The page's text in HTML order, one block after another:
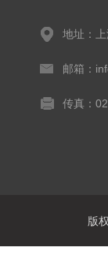
地址：
邮箱：
传真：
版